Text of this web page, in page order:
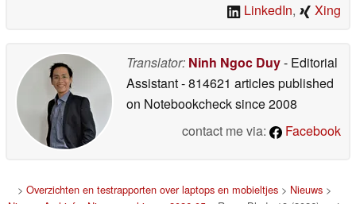
LinkedIn, Xing
Translator: Ninh Ngoc Duy- Editorial
Assistant- 814621 articles published
on Notebookchecksince 2008
contact me via:
Facebook
> Overzichten en testrapporten over laptops en mobieltjes> Nieuws>